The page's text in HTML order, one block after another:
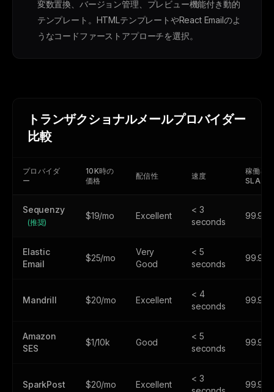
変数置換、バージョン管理、プレビュー機能付き動的
テンプレート。HTMLテンプレートやReact Emailのよ
うなコードファーストアプローチを選択。
トランザクショナルメールプロバイダー
比較
プロバイダ
ー
10K時の
価格
配信性 速度
稼働率
SLA
Sequenzy
(推奨)
$19/mo Excellent
< 3
seconds
Elastic
Email
$25/mo
Very
Good
< 5
seconds
99.9%
Mandrill $20/mo Excellent
< 4
seconds
Amazon
SES
$1/10k Good
< 5
seconds
99.9%
SparkPost $20/mo Excellent
< 3